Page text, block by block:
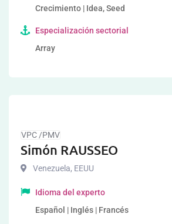
Crecimiento | Idea, Seed
Especialización sectorial
Array
VPC /PMV
Simón RAUSSEO
Venezuela, EEUU
Idioma del experto
Español | Inglés | Francés